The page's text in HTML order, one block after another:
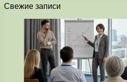
Свежие записи